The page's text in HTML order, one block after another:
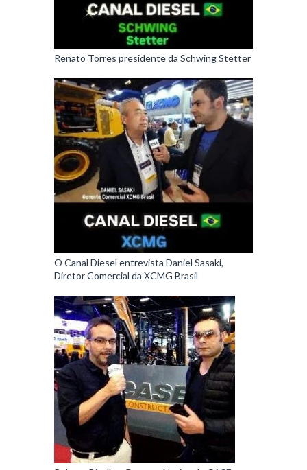
Renato Torres presidente da Schwing Stetter
O Canal Diesel entrevista Daniel Sasaki,
Diretor Comercial da XCMG Brasil